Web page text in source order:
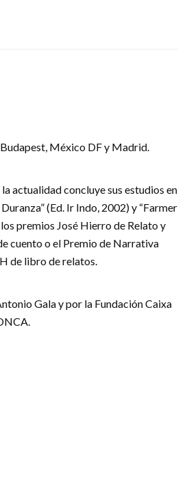
México DF y Madrid.
actualidad concluye sus estudios en
(Ed. Ir Indo, 2002) y “Farmer
premios José Hierro de Relato y
cuento o el Premio de Narrativa
de libro de relatos.
Gala y por la Fundación Caixa